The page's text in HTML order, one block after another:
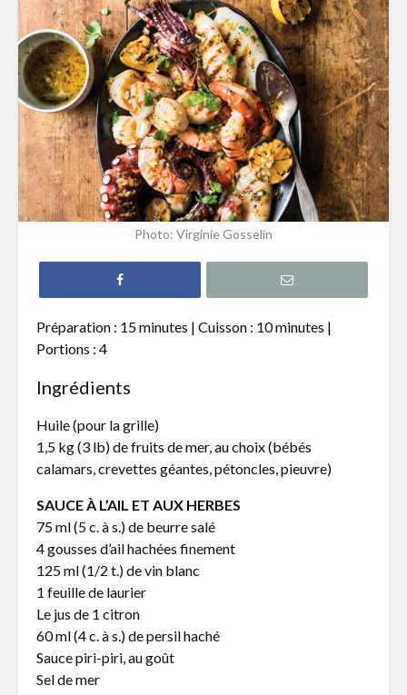
Photo: Virginie Gosselin
Préparation : 15 minutes | Cuisson : 10 minutes |
Portions : 4
Ingrédients
Huile (pour la grille)
1,5 kg (3 lb) de fruits de mer, au choix (bébés
calamars, crevettes géantes, pétoncles, pieuvre)
SAUCE À L’AIL ET AUX HERBES
75 ml (5 c. à s.) de beurre salé
4 gousses d’ail hachées finement
125 ml (1/2 t.) de vin blanc
1 feuille de laurier
Le jus de 1 citron
60 ml (4 c. à s.) de persil haché
Sauce piri-piri, au goût
Sel de mer
Filet de truite à
l’érable
Tataki de thon
épicé et nouilles de
riz
Gnocchis au
canard effiloché
revisité
chèvre
Quiche
Vin chaud alsacien
Pizza maison aux
Il faut qu’on se
parle!